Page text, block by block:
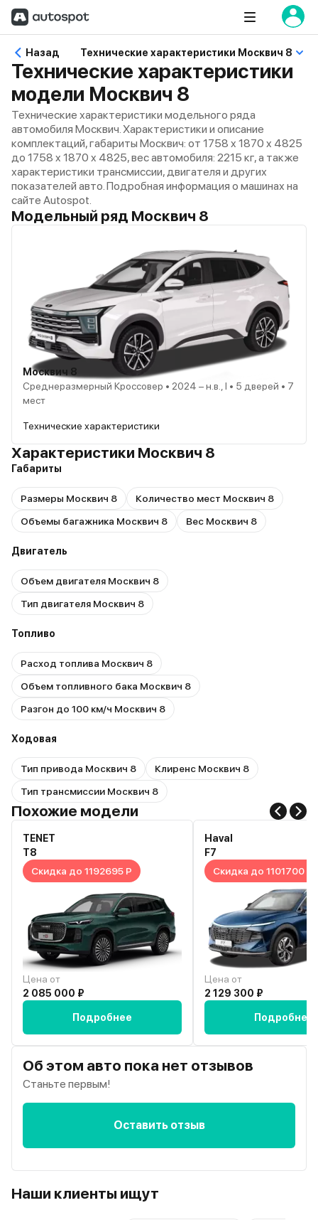
Назад Технические характеристики Москвич 8
Технические характеристики
модели Москвич 8
Технические характеристики модельного ряда
автомобиля Москвич. Характеристики и описание
комплектаций, габариты Москвич: от 1758 x 1870 x 4825
до 1758 x 1870 x 4825, вес автомобиля: 2215 кг, а также
характеристики трансмиссии, двигателя и других
показателей авто. Подробная информация о машинах на
сайте Autospot.
Модельный ряд Москвич 8
Москвич 8
Среднеразмерный Кроссовер • 2024 – н.в., I • 5 дверей • 7
мест
Технические характеристики
Характеристики Москвич 8
Габариты
Размеры Москвич 8
Количество мест Москвич 8
Объемы багажника Москвич 8
Вес Москвич 8
Двигатель
Объем двигателя Москвич 8
Тип двигателя Москвич 8
Топливо
Расход топлива Москвич 8
Объем топливного бака Москвич 8
Разгон до 100 км/ч Москвич 8
Ходовая
Тип привода Москвич 8
Клиренс Москвич 8
Тип трансмиссии Москвич 8
Похожие модели
TENET
T8
Скидка до 1192695 Р
Цена от
2 085 000 ₽
Подробнее
Haval
F7
Скидка до 1101700 Р
Цена от
2 129 300 ₽
Подробнее
Об этом авто пока нет отзывов
Станьте первым!
Оставить отзыв
Наши клиенты ищут